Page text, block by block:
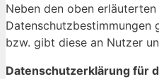
Neben den oben
bzw. gibt diese an Nutzer
Datenschutzerklärung für